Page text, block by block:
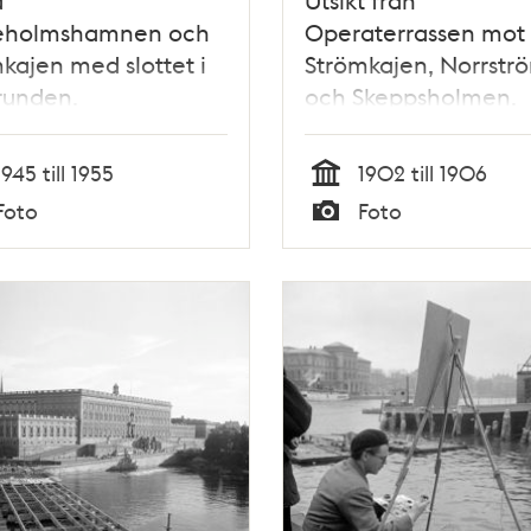
och
med slottet i
till 1955
Operaterrassen mot
Strömkajen,
och Skeppsholmen.
Skärgårdsbåtar
kajen. Hästar med
står längs
Tid
1902 till 1906
Typ
Foto